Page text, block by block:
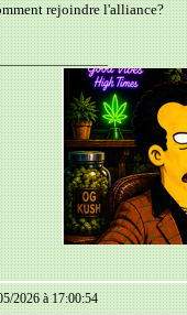
rejoindre l'alliance?
2026 à 17:00:54